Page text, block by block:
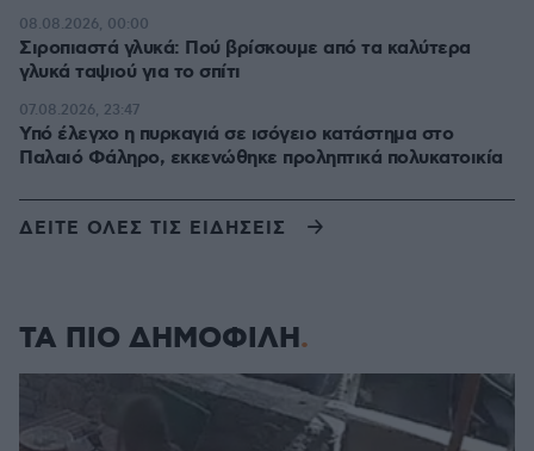
Σιροπιαστά γλυκά: Πού βρίσκουμε από τα καλύτερα
γλυκά ταψιού για το σπίτι
08.08.2026, 00:00
Υπό έλεγχο η πυρκαγιά σε ισόγειο κατάστημα στο
Παλαιό Φάληρο, εκκενώθηκε προληπτικά πολυκατοικία
07.08.2026, 23:47
ΔΕΙΤΕ ΟΛΕΣ ΤΙΣ ΕΙΔΗΣΕΙΣ
ΤΑ ΠΙΟ ΔΗΜΟΦΙΛΗ